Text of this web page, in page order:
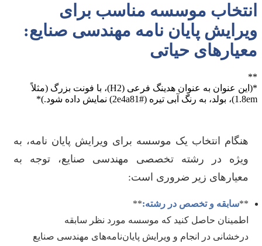
انتخاب موسسه مناسب برای
ویرایش پایان نامه مهندسی صنایع:
معیارهای حیاتی
**
*(این عنوان به عنوان هدینگ فرعی (H2)، با فونت بزرگ (مثلاً
1.8em)، بولد، به رنگ آبی تیره (#2e4a81) نمایش داده شود.)*
هنگام انتخاب یک موسسه برای ویرایش پایان نامه، به
ویژه در رشته تخصصی مهندسی صنایع، توجه به
معیارهای زیر ضروری است:
**سابقه و تخصص در رشته:**
اطمینان حاصل کنید که موسسه مورد نظر سابقه
درخشانی در انجام و ویرایش پایان‌نامه‌های مهندسی صنایع